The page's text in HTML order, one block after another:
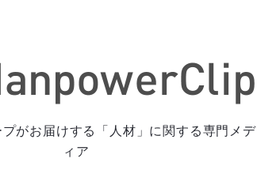
がお届けする「人材」に関する専門メデ
ィア